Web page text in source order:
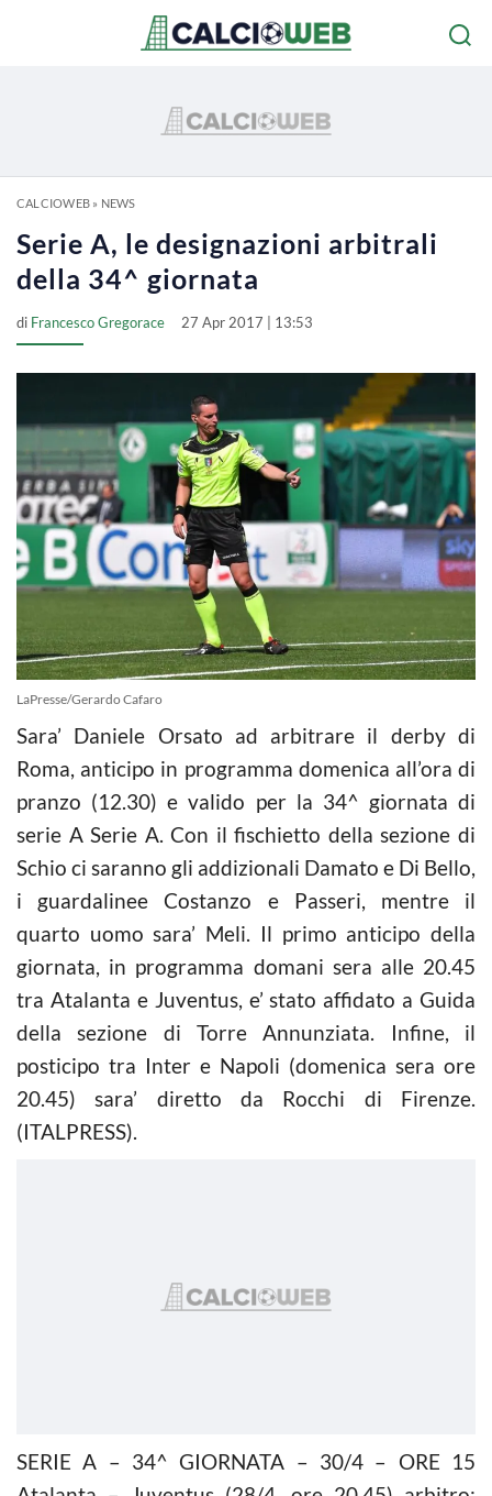
CALCIOWEB» NEWS
Serie A, le designazioni arbitrali
della 34^ giornata
di Francesco Gregorace 27 Apr 2017 | 13:53
LaPresse/Gerardo Cafaro
Sara’ Daniele Orsato ad arbitrare il derby di
Roma, anticipo in programma domenica all’ora di
pranzo (12.30) e valido per la 34^ giornata di
serie A Serie A. Con il fischietto della sezione di
Schio ci saranno gli addizionali Damato e Di Bello,
i guardalinee Costanzo e Passeri, mentre il
quarto uomo sara’ Meli. Il primo anticipo della
giornata, in programma domani sera alle 20.45
tra Atalanta e Juventus, e’ stato affidato a Guida
della sezione di Torre Annunziata. Infine, il
posticipo tra Inter e Napoli (domenica sera ore
20.45) sara’ diretto da Rocchi di Firenze.
(ITALPRESS).
SERIE A – 34^ GIORNATA – 30/4 – ORE 15